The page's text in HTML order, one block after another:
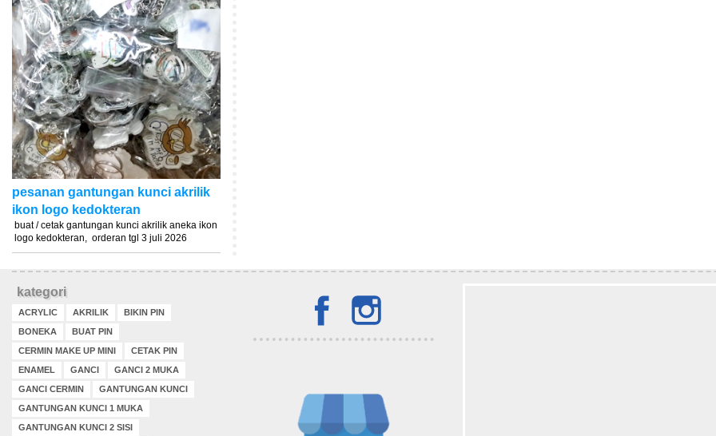
pesanan gantungan kunci akrilik
ikon logo kedokteran
buat / cetak gantungan kunci akrilik aneka ikon
logo kedokteran, orderan tgl 3 juli 2026
kategori
ACRYLIC AKRILIK
BIKIN PIN
BONEKA
BUAT PIN
CERMIN MAKE UP MINI
CETAK PIN
ENAMEL
GANCI
GANCI 2 MUKA
GANCI CERMIN
GANTUNGAN KUNCI
GANTUNGAN KUNCI 1 MUKA
GANTUNGAN KUNCI 2 SISI